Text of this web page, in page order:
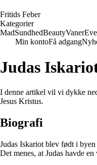
Fritids Feber
Kategorier
MadSundhedBeautyVaner
Min kontoFå adgang
Judas
I denne artikel vil vi dykke
Jesus Kristus.
Biografi
Judas Iskariot blev født i
Det menes, at Judas havde